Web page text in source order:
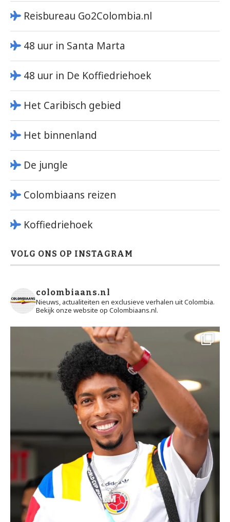
Reisbureau Go2Colombia.nl
48 uur in Santa Marta
48 uur in De Koffiedriehoek
Het Caribisch gebied
Het binnenland
De jungle
Colombiaans reizen
Koffiedriehoek
VOLG ONS OP INSTAGRAM
colombiaans.nl
Nieuws, actualiteiten en exclusieve verhalen uit Colombia.
Bekijk onze website op Colombiaans.nl.